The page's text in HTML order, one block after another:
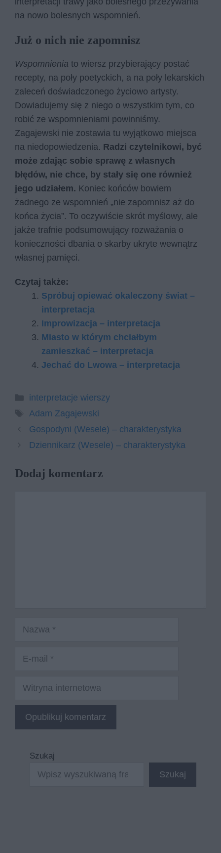
na nowo bolesnych wspomnień.
Już o nich nie zapomnisz
Wspomnienia to wiersz przybierający postać
recepty, na poły poetyckich, a na poły lekarskich
zaleceń doświadczonego życiowo artysty.
Dowiadujemy się z niego o wszystkim tym, co
robić ze wspomnieniami powinniśmy.
Zagajewski nie zostawia tu wyjątkowo miejsca
na niedopowiedzenia. Radzi czytelnikowi, być
może zdając sobie sprawę z własnych
błędów, nie chce, by stały się one również
jego udziałem. Koniec końców bowiem
żadnego ze wspomnień „nie zapomnisz aż do
końca życia”. To oczywiście skrót myślowy, ale
jakże trafnie podsumowujący rozważania o
konieczności dbania o skarby ukryte wewnątrz
własnej pamięci.
Czytaj także:
Spróbuj opiewać okaleczony świat –
interpretacja
Improwizacja – interpretacja
Miasto w którym chciałbym
zamieszkać – interpretacja
Jechać do Lwowa – interpretacja
Kategorie
interpretacje wierszy
Tagi
Adam Zagajewski
Gospodyni (Wesele) – charakterystyka
Dziennikarz (Wesele) – charakterystyka
Dodaj komentarz
Nazwa
Witryna
Szukaj
Szukaj